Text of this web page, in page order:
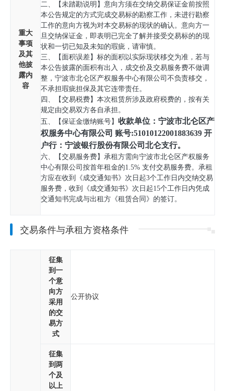
重大
事项
及其
他披
露内
容
二、【未踏勘说明】意向方须在交纳交易保证金前按照
本公告规定的方式完成交易标的勘察工作，未进行勘察
工作的意向方视为对本交易标的现状的确认。意向方一
旦交纳保证金，即表明已完全了解并接受交易标的的现
状和一切已知及未知的瑕疵，请审慎。
三、【面积误差】标的面积以实际现状移交为准，若与
本公告披露的面积有出入，成交价及交易服务费不做调
整，宁波市北仑区产权服务中心有限公司不负责移交，
不承担瑕疵担保及其它连带责任。
四、【交易税费】本次租赁所涉及政府税费的，按有关
规定由交易双方各自承担。
五、【保证金缴纳账号】 收款单位：宁波市北仑区产
权服务中心有限公司 账号:51010122001883639 开
户行：宁波银行股份有限公司北仑支行。
六、【交易服务费】承租方需向宁波市北仑区产权服务
中心有限公司按首年租金的1.5% 支付交易服务费。承租
方应在收到《成交通知书》次日起3个工作日内交纳交易
服务费，收到《成交通知书》次日起15个工作日内凭成
交通知书完成与出租方《租赁合同》的签订。
交易条件与承租方资格条件
征集
到一
个意
向方
采用
的交
易方
式
公开协议
征集
到两
个及
以上